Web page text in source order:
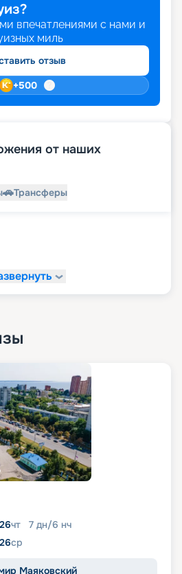
впечатлениями с нами и
миль
отзыв
+500
от наших
🚗Трансферы
чт 7 дн/6 нч
ср
Маяковский